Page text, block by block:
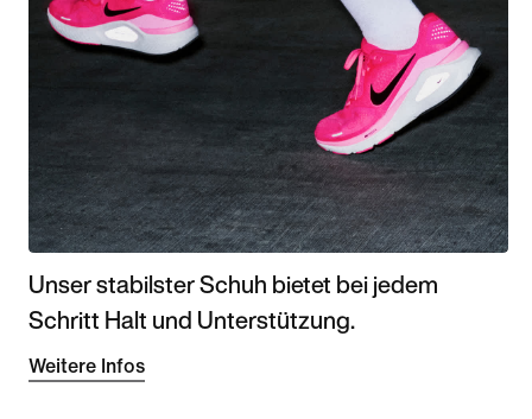
Unser stabilster Schuh bietet bei jedem
Schritt Halt und Unterstützung.
Weitere Infos